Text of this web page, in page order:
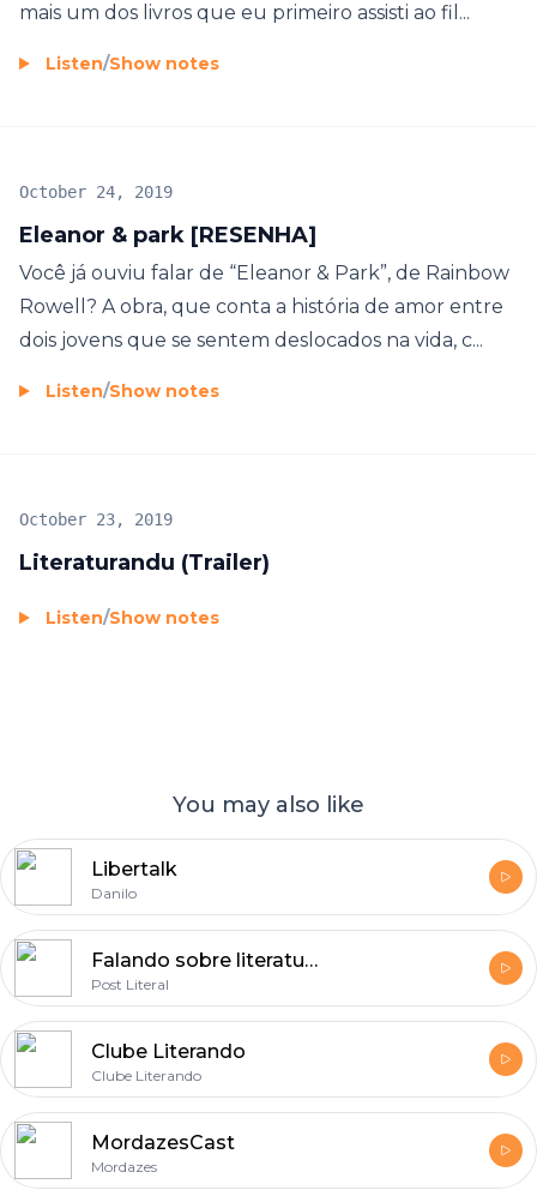
mais um dos livros que eu primeiro assisti ao fil...
Listen/Show notes
Eleanor & park [RESENHA]
October 24, 2019
Você já ouviu falar de “Eleanor & Park”, de Rainbow
Rowell? A obra, que conta a história de amor entre
dois jovens que se sentem deslocados na vida, c...
Listen/Show notes
Literaturandu (Trailer)
October 23, 2019
Listen/Show notes
You may also like
Libertalk
Danilo
Falando sobre literatura
Post Literal
Clube Literando
Clube Literando
MordazesCast
Mordazes